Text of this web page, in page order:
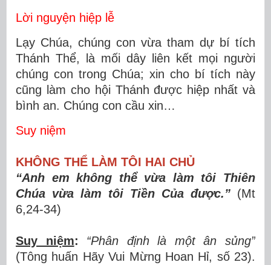
Lời nguyện hiệp lễ
Lạy Chúa, chúng con vừa tham dự bí tích
Thánh Thể, là mối dây liên kết mọi người
chúng con trong Chúa; xin cho bí tích này
cũng làm cho hội Thánh được hiệp nhất và
bình an. Chúng con cầu xin…
Suy niệm
KHÔNG THỂ LÀM TÔI HAI CHỦ
“Anh em không thể vừa làm tôi Thiên
Chúa vừa làm tôi Tiền Của được.” (Mt
6,24-34)
Suy niệm:
“Phân định là một ân sủng”
(Tông huấn Hãy Vui Mừng Hoan Hỉ, số 23).